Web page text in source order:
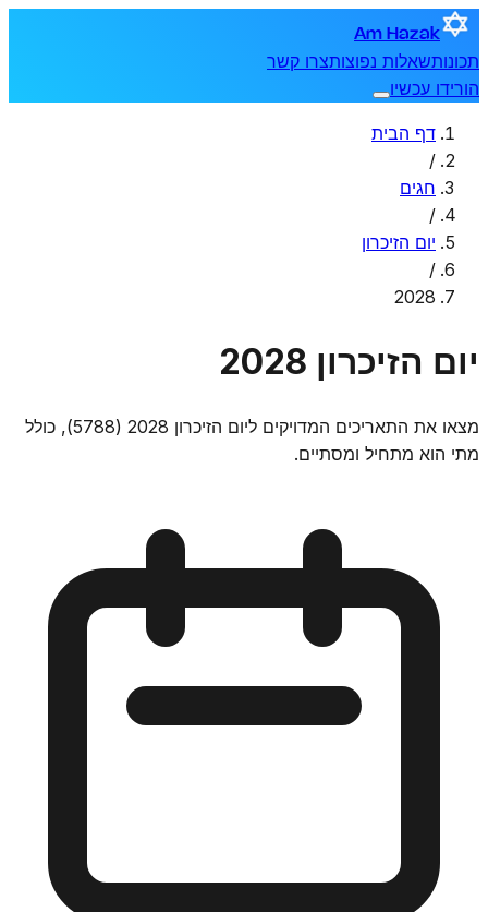
Am Hazak
תכונותשאלות נפוצותצרו קשר
הורידו עכשיו
דף הבית
/
חגים
/
יום הזיכרון
/
2028
יום הזיכרון 2028
מצאו את התאריכים המדויקים ליום הזיכרון 2028 (5788), כולל
מתי הוא מתחיל ומסתיים.